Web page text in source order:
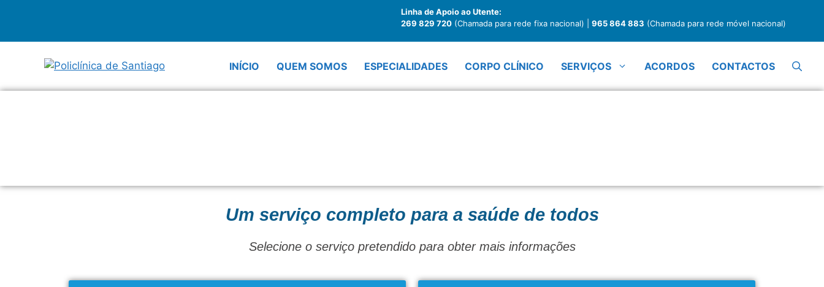
Linha de Apoio ao Utente:
269 829 720 (Chamada para rede fixa nacional) | 965 864 883 (Chamada para rede móvel nacional)
INÍCIO QUEM SOMOS ESPECIALIDADES CORPO CLÍNICO SERVIÇOS ACORDOS CONTACTOS
Um serviço completo para a saúde de todos
Selecione o serviço pretendido para obter mais informações